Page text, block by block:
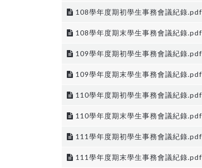
108學年度期初學生事務會議紀錄.pdf
108學年度期末學生事務會議紀錄.pdf
109學年度期初學生事務會議紀錄.pdf
109學年度期末學生事務會議紀錄.pdf
110學年度期初學生事務會議紀錄.pdf
110學年度期末學生事務會議紀錄.pdf
111學年度期初學生事務會議紀錄.pdf
111學年度期末學生事務會議紀錄.pdf